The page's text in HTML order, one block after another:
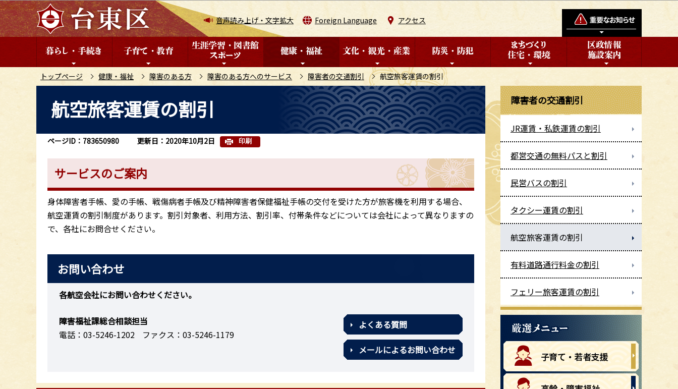
こ
の
ペ
音声読み上げ・文字拡大 Foreign Language アクセス
トップページ 健康・福祉 障害のある方 障害のある方へのサービス 障害者の交通割引 航空旅客運賃の割引
こ
航空旅客運賃の割引
ページID：783650980 更新日：2020年10月2日 印刷
サービスのご案内
身体障害者手帳、愛の手帳、戦傷病者手帳及び精神障害者保健福祉手帳の交付を受けた方が旅客機を利用する場合、
航空運賃の割引制度があります。割引対象者、利用方法、割引率、付帯条件などについては会社によって異なりますの
で、各社にお問合せください。
お問い合わせ
各航空会社にお問い合わせください。
障害福祉課総合相談担当
電話：03-5246-1202
ファクス：03-5246-1179
よくある質問
メールによるお問い合わせ
障害者の交通割引
JR運賃・私鉄運賃の割引
都営交通の無料パスと割引
民営バスの割引
タクシー運賃の割引
航空旅客運賃の割引
有料道路通行料金の割引
フェリー旅客運賃の割引